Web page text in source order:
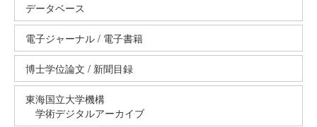
データベース
電子ジャーナル / 電子書籍
博士学位論文 / 新聞目録
東海国立大学機構
学術デジタルアーカイブ